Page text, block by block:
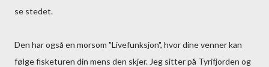
se stedet.
Den har også en morsom "Livefunksjon", hvor dine venner kan
følge fisketuren din mens den skjer. Jeg sitter på Tyrifjorden og